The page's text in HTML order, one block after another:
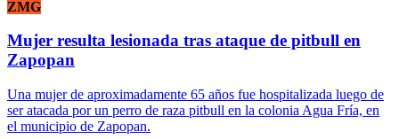
ZMG
Mujer resulta lesionada tras ataque de pitbull en
Zapopan
Una mujer de aproximadamente 65 años fue hospitalizada luego de
ser atacada por un perro de raza pitbull en la colonia Agua Fría, en
el municipio de Zapopan.